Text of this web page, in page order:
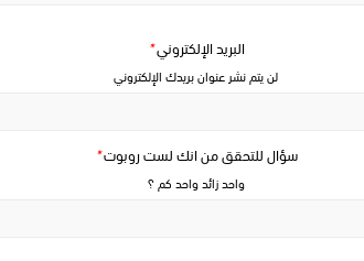
سؤال للتحقق من انك لست روبوت*
واحد زائد واحد كم ؟
البريد الإلكتروني*
لن يتم نشر عنوان بريدك الإلكتروني